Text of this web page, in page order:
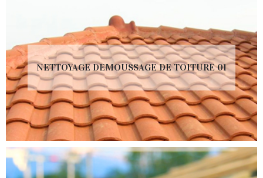
NETTOYAGE DEMOUSSAGE DE TOITURE 01